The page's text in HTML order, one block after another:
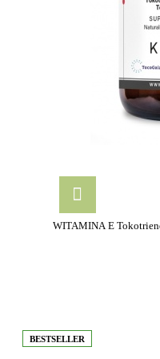
WITAMINA E
BESTSELLER